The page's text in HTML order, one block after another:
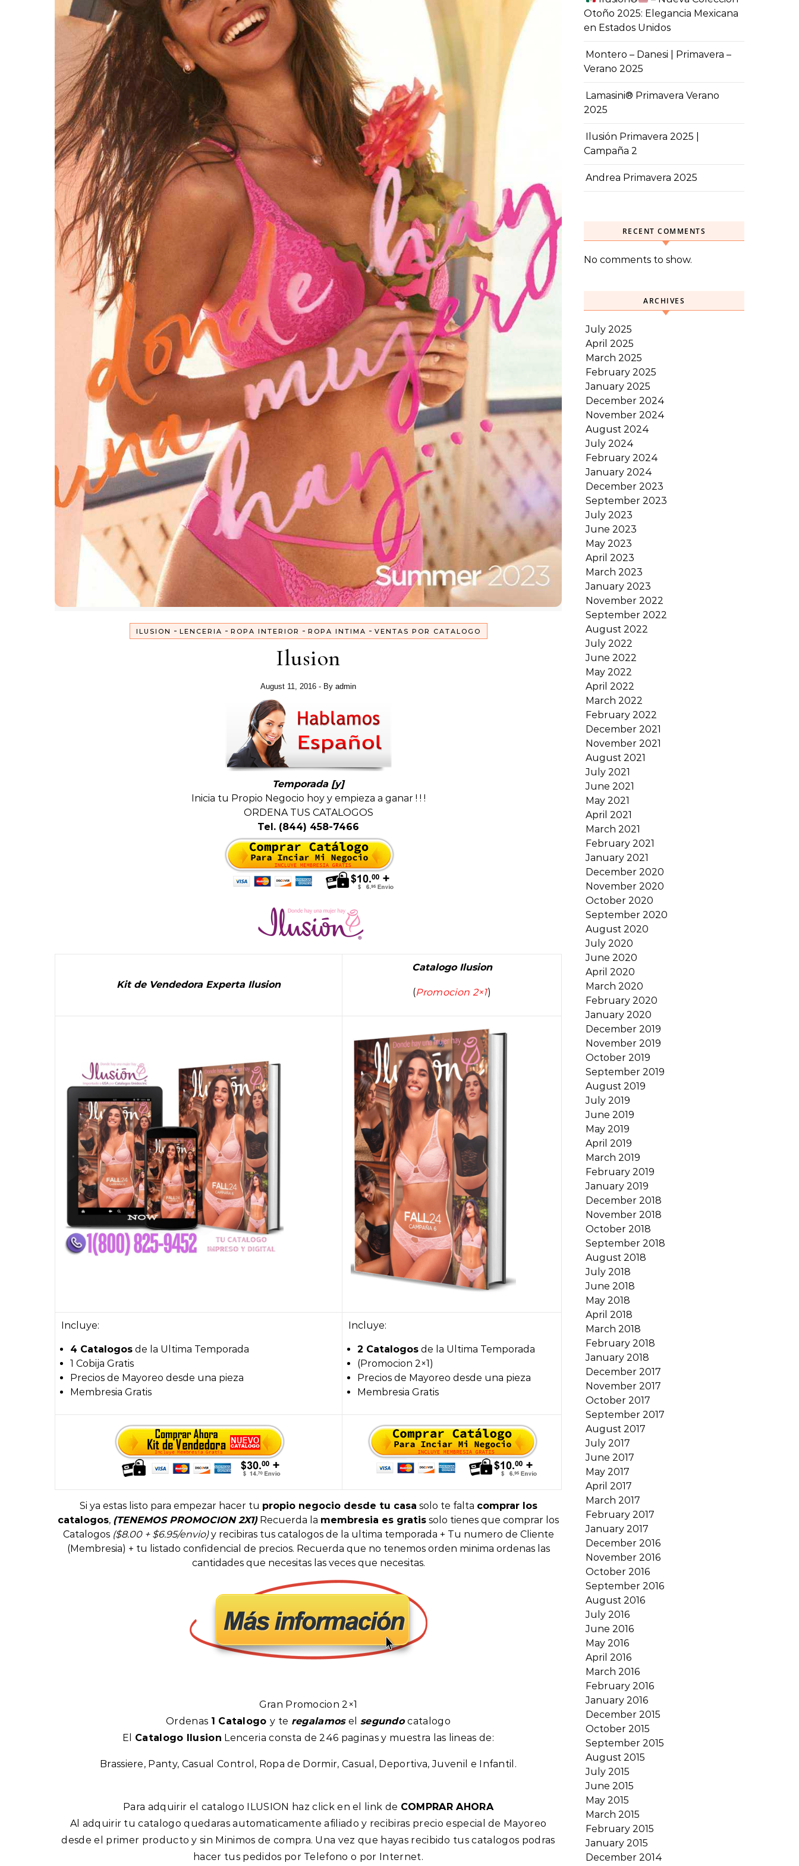
ILUSION - LENCERIA - ROPA INTERIOR - ROPA INTIMA - VENTAS POR CATALOGO
Ilusion
August 11, 2016 - By admin
Temporada [y]
Inicia tu Propio Negocio hoy y empieza a ganar ! ! !
ORDENA TUS CATALOGOS
Tel. (844) 458-7466
Kit de Vendedora Experta Ilusion
Catalogo Ilusion
(Promocion 2×1)
Incluye:
4 Catalogos de la Ultima Temporada
1 Cobija Gratis
Precios de Mayoreo desde una pieza
Membresia Gratis
Incluye:
2 Catalogos de la Ultima Temporada
(Promocion 2×1)
Precios de Mayoreo desde una pieza
Membresia Gratis
Si ya estas listo para empezar hacer tu propio negocio desde tu casa solo te falta comprar los
catalogos, (TENEMOS PROMOCION 2X1) Recuerda la membresia es gratis solo tienes que comprar los
Catalogos ($8.00 + $6.95/envio)y recibiras tus catalogos de la ultima temporada + Tu numero de Cliente
(Membresia) + tu listado confidencial de precios. Recuerda que no tenemos orden minima ordenas las
cantidades que necesitas las veces que necesitas.
Gran Promocion 2×1
Ordenas 1 Catalogoy te regalamos el segundocatalogo
El Catalogo Ilusion Lenceria consta de 246 paginas y muestra las lineas de:
Brassiere, Panty, Casual Control, Ropa de Dormir, Casual, Deportiva, Juvenil e Infantil.
Para adquirir el catalogo ILUSION haz click en el link de COMPRAR AHORA
Al adquirir tu catalogo quedaras automaticamente afiliado y recibiras precio especial de Mayoreo
desde el primer producto y sin Minimos de compra. Una vez que hayas recibido tus catalogos podras
hacer tus pedidos por Telefono o por Internet.
Otoño 2025: Elegancia Mexicana
en Estados Unidos
Montero – Danesi | Primavera –
Verano 2025
Lamasini® Primavera Verano
2025
Ilusión Primavera 2025 |
Campaña 2
Andrea Primavera 2025
RECENT COMMENTS
No comments to show.
ARCHIVES
July 2025
April 2025
March 2025
February 2025
January 2025
December 2024
November 2024
August 2024
July 2024
February 2024
January 2024
December 2023
September 2023
July 2023
June 2023
May 2023
April 2023
March 2023
January 2023
November 2022
September 2022
August 2022
July 2022
June 2022
May 2022
April 2022
March 2022
February 2022
December 2021
November 2021
August 2021
July 2021
June 2021
May 2021
April 2021
March 2021
February 2021
January 2021
December 2020
November 2020
October 2020
September 2020
August 2020
July 2020
June 2020
April 2020
March 2020
February 2020
January 2020
December 2019
November 2019
October 2019
September 2019
August 2019
July 2019
June 2019
May 2019
April 2019
March 2019
February 2019
January 2019
December 2018
November 2018
October 2018
September 2018
August 2018
July 2018
June 2018
May 2018
April 2018
March 2018
February 2018
January 2018
December 2017
November 2017
October 2017
September 2017
August 2017
July 2017
June 2017
May 2017
April 2017
March 2017
February 2017
January 2017
December 2016
November 2016
October 2016
September 2016
August 2016
July 2016
June 2016
May 2016
April 2016
March 2016
February 2016
January 2016
December 2015
October 2015
September 2015
August 2015
July 2015
June 2015
May 2015
March 2015
February 2015
January 2015
December 2014